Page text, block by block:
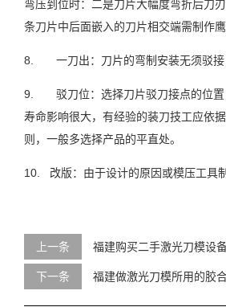
弯压到位时：二是刀片大幅度弯折后刀
条刀片中后面嵌入的刀片相交端需制作
8. 一刀出：刀片的弯制安装无须驳接
9. 驳刀位：选择刀片驳刀接点的位置
寿命影响很大，有经验的装刀技工应依
则，一般多选择产品的平直处。
10. 改版：由于设计的原因或模压工具
上一条 福建购买二手激光刀模设
下一条 福建做激光刀模所用的胶